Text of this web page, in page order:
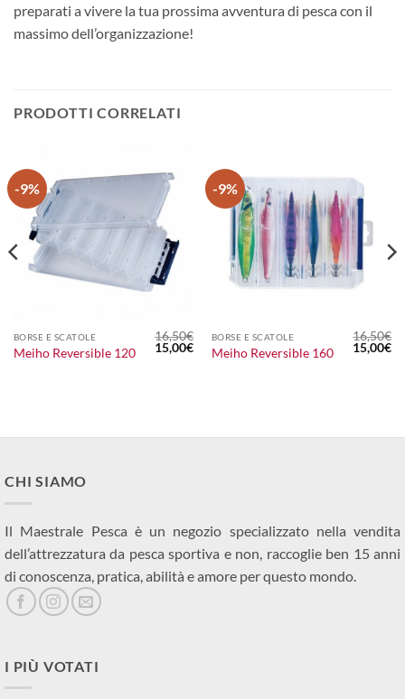
preparati a vivere la tua prossima avventura di pesca con il
massimo dell’organizzazione!
PRODOTTI CORRELATI
-9%
BORSE E SCATOLE
Meiho Reversible 120
16,50€
Il
prezzo
15,00€Il
prezzo
-9%
BORSE E SCATOLE
Meiho Reversible 160
16,50€
Il
prezzo
15,00€Il
CHI SIAMO
Il Maestrale Pesca è un negozio specializzato nella vendita
dell’attrezzatura da pesca sportiva e non, raccoglie ben 15 anni
di conoscenza, pratica, abilità e amore per questo mondo.
I PIÙ VOTATI